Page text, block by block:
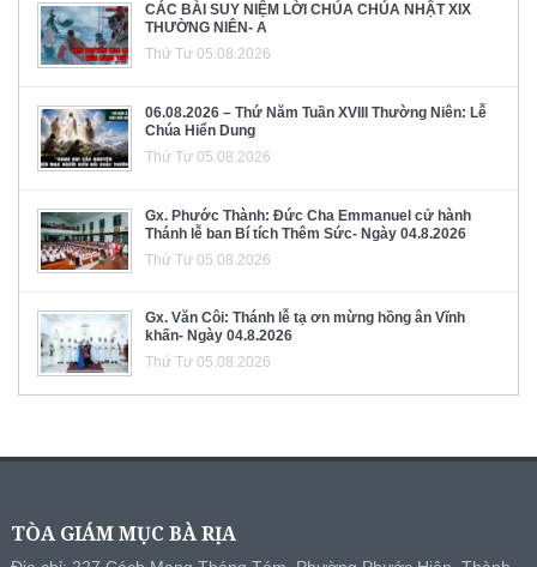
CÁC BÀI SUY NIỆM LỜI CHÚA CHÚA NHẬT XIX
THƯỜNG NIÊN- A
Thứ Tư 05.08.2026
06.08.2026 – Thứ Năm Tuần XVIII Thường Niên: Lễ
Chúa Hiển Dung
Thứ Tư 05.08.2026
Gx. Phước Thành: Đức Cha Emmanuel cử hành
Thánh lễ ban Bí tích Thêm Sức- Ngày 04.8.2026
Thứ Tư 05.08.2026
Gx. Văn Côi: Thánh lễ tạ ơn mừng hồng ân Vĩnh
khấn- Ngày 04.8.2026
Thứ Tư 05.08.2026
TÒA GIÁM MỤC BÀ RỊA